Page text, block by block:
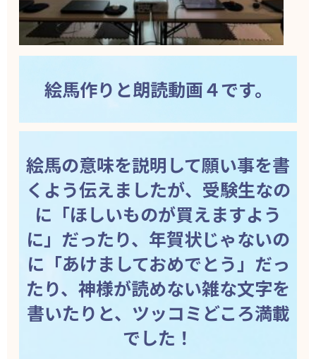
絵馬作りと朗読動画４です。
絵馬の意味を説明して願い事を書
くよう伝えましたが、受験生なの
に「ほしいものが買えますよう
に」だったり、年賀状じゃないの
に「あけましておめでとう」だっ
たり、神様が読めない雑な文字を
書いたりと、ツッコミどころ満載
でした！